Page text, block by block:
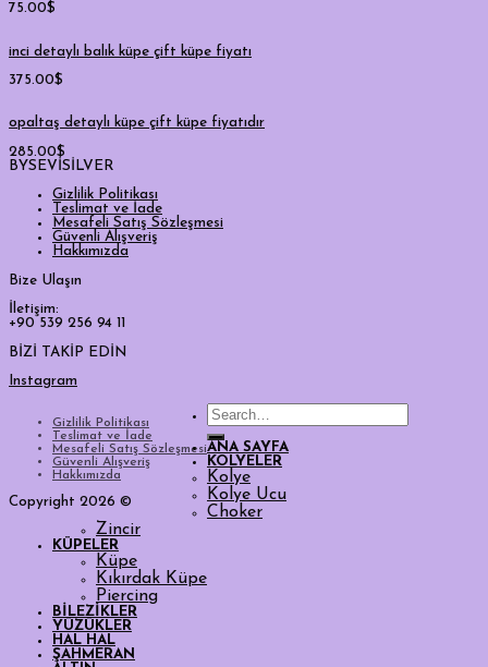
75.00$
inci detaylı balık küpe çift küpe fiyatı
375.00$
opaltaş detaylı küpe çift küpe fiyatıdır
285.00$
BYSEVİSİLVER
Gizlilik Politikası
Teslimat ve İade
Mesafeli Satış Sözleşmesi
Güvenli Alışveriş
Hakkımızda
Bize Ulaşın
İletişim:
+90 539 256 94 11
BİZİ TAKİP EDİN
Instagram
Gizlilik Politikası
Teslimat ve İade
Mesafeli Satış Sözleşmesi
Güvenli Alışveriş
Hakkımızda
Copyright 2026 ©
Search
for:
ANA SAYFA
KOLYELER
Kolye
Kolye Ucu
Choker
Zincir
KÜPELER
Küpe
Kıkırdak Küpe
Piercing
BİLEZİKLER
YÜZÜKLER
HAL HAL
ŞAHMERAN